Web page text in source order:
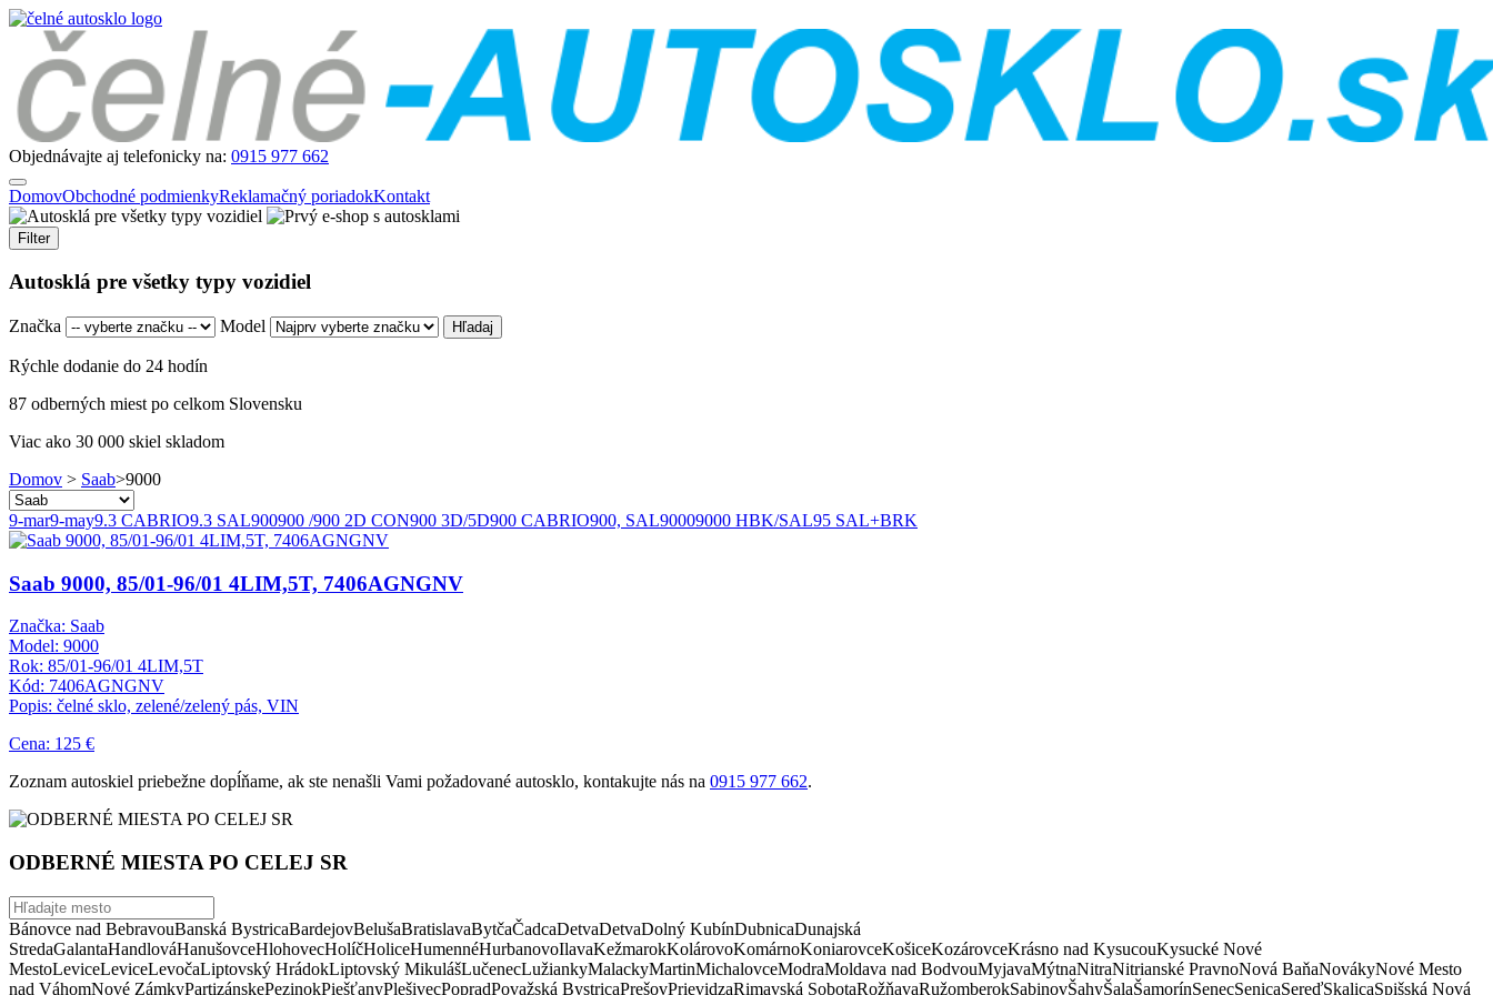
Objednávajte aj telefonicky na: 0915 977 662
DomovObchodné podmienkyReklamačný poriadokKontakt
Filter
Autosklá pre všetky typy vozidiel
Značka Model
Rýchle dodanie do 24 hodín
87 odberných miest po celkom Slovensku
Viac ako 30 000 skiel skladom
Domov > Saab>9000
9-mar9-may9.3 CABRIO9.3 SAL900900 /900 2D CON900 3D/5D900 CABRIO900, SAL90009000 HBK/SAL95 SAL+BRK
Saab 9000, 85/01-96/01 4LIM,5T, 7406AGNGNV
Značka: Saab
Model: 9000
Rok: 85/01-96/01 4LIM,5T
Kód: 7406AGNGNV
Popis: čelné sklo, zelené/zelený pás, VIN
Cena: 125 €
Zoznam autoskiel priebežne dopĺňame, ak ste nenašli Vami požadované autosklo, kontakujte nás na 0915 977 662.
ODBERNÉ MIESTA PO CELEJ SR
Bánovce nad BebravouBanská BystricaBardejovBelušaBratislavaBytčaČadcaDetvaDetvaDolný KubínDubnicaDunajská
StredaGalantaHandlováHanušovceHlohovecHolíčHoliceHumennéHurbanovoIlavaKežmarokKolárovoKomárnoKoniarovceKošiceKozárovceKrásno nad KysucouKysucké Nové
MestoLeviceLeviceLevočaLiptovský HrádokLiptovský MikulášLučenecLužiankyMalackyMartinMichalovceModraMoldava nad BodvouMyjavaMýtnaNitraNitrianské PravnoNová BaňaNovákyNové Mesto
nad VáhomNové ZámkyPartizánskePezinokPiešťanyPlešivecPopradPovažská BystricaPrešovPrievidzaRimavská SobotaRožňavaRužomberokSabinovŠahyŠalaŠamorínSenecSenicaSereďSkalicaSpišská Nová